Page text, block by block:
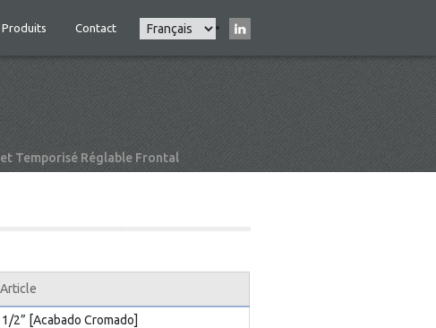
Main
navigation
Produits Contact
Select
your
language
Temporisé Réglable Frontal
Article
1/2” [Acabado Cromado]